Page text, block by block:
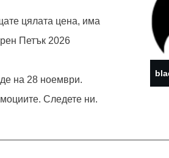
цялата цена, има
Петък 2026
на 28 ноември.
Следете ни.